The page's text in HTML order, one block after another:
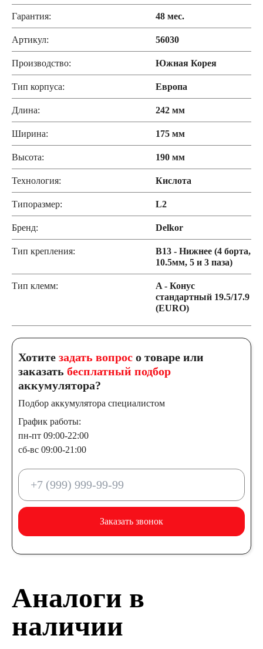
Гарантия: 48 мес.
Артикул: 56030
Производство: Южная Корея
Тип корпуса: Европа
Длина: 242 мм
Ширина: 175 мм
Высота: 190 мм
Технология: Кислота
Типоразмер: L2
Бренд: Delkor
Тип крепления:
B13 - Нижнее (4 борта,
10.5мм, 5 и 3 паза)
Тип клемм:
A - Конус
стандартный 19.5/17.9
(EURO)
Хотите задать вопрос о товаре или
заказать бесплатный подбор
аккумулятора?
Подбор аккумулятора специалистом
График работы:
пн-пт 09:00-22:00
сб-вс 09:00-21:00
Заказать звонок
Аналоги в
наличии